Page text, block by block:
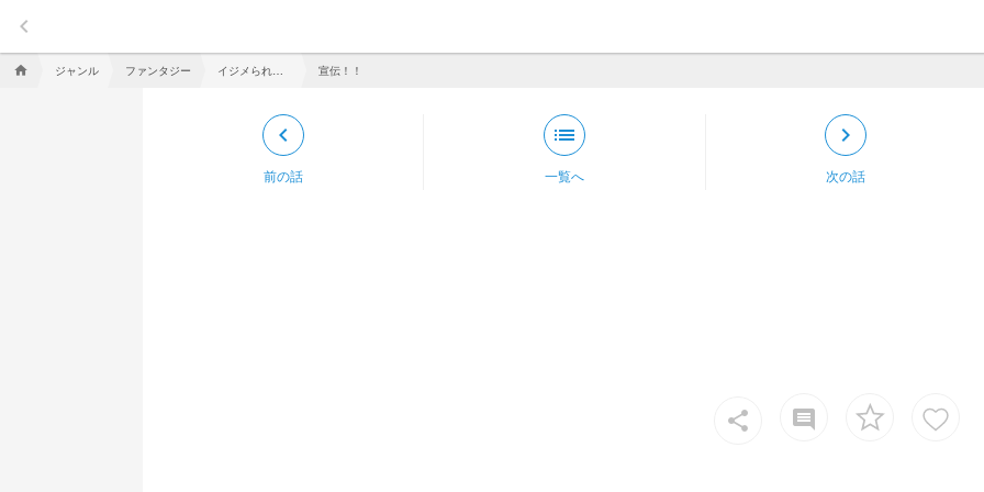
keyboard_arrow_left
home ジャンル ファンタジー 宣伝！！
keyboard_arrow_left
前の話
list
一覧へ
keyboard_arrow_right
次の話
share insert_comment